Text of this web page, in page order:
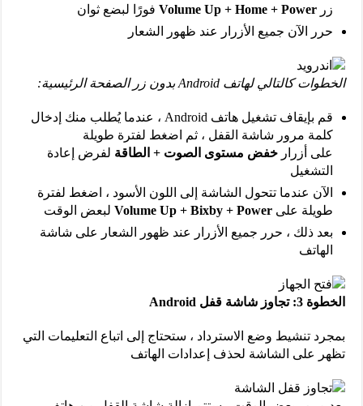
زر Volume Up + Home + Powerفورًا لبضع ثوان
حرر الآن جميع الأزرار عند ظهور الشعار
الخطوات كالتالي لهاتف Android بدون زر الصفحة الرئيسية:
قم بإيقاف تشغيل هاتف Android ، عندما يُطلب منك إدخال
كلمة مرور شاشة القفل ، ثم اضغط لفترة طويلة
على أزرار خفض مستوى الصوت + الطاقةلفرض إعادة
التشغيل
الآن عندما تتحول الشاشة إلى اللون الأسود ، اضغط لفترة
طويلة على Volume Up + Bixby + Powerلبعض الوقت
بعد ذلك ، حرر جميع الأزرار عند ظهور الشعار على شاشة
الهاتف
الخطوة 3: تجاوز شاشة قفل Android
بمجرد تنشيط وضع الاسترداد ، ستحتاج إلى اتباع التعليمات التي
تظهر على الشاشة لحذف إعدادات الهاتف